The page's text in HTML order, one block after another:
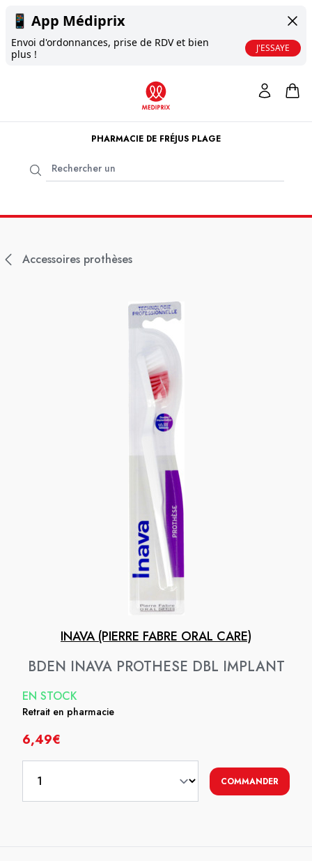
📱 App Médiprix
Envoi d'ordonnances, prise de RDV et bien
plus !
J'ESSAYE
PHARMACIE DE FRÉJUS PLAGE
Accessoires prothèses
INAVA (PIERRE FABRE ORAL CARE)
BDEN INAVA PROTHESE DBL IMPLANT
EN STOCK
Retrait en pharmacie
6,49€
COMMANDER